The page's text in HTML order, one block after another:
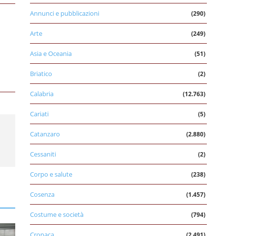
Annunci e pubblicazioni (290)
Arte (249)
Asia e Oceania (51)
Briatico (2)
Calabria (12.763)
Cariati (5)
Catanzaro (2.880)
Cessaniti (2)
Corpo e salute (238)
Cosenza (1.457)
Costume e società (794)